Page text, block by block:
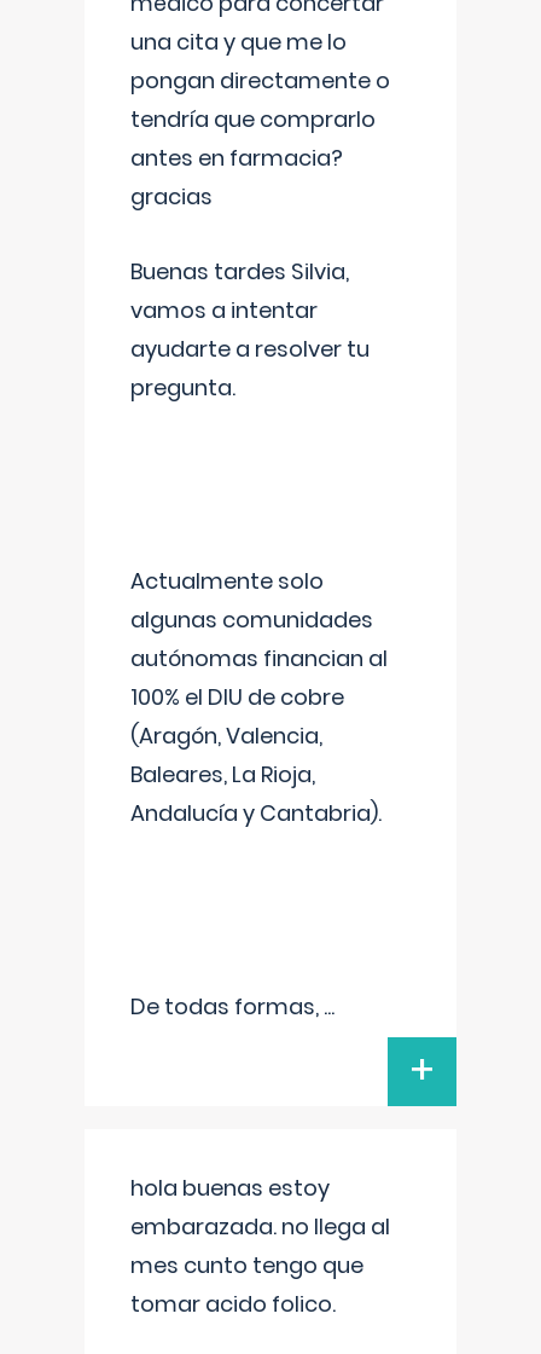
una cita y que me lo
pongan directamente o
tendría que comprarlo
antes en farmacia?
gracias
Buenas tardes Silvia,
vamos a intentar
ayudarte a resolver tu
pregunta.
Actualmente solo
algunas comunidades
autónomas financian al
100% el DIU de cobre
(Aragón, Valencia,
Baleares, La Rioja,
Andalucía y Cantabria).
De todas formas, ...
+
hola buenas estoy
embarazada. no llega al
mes cunto tengo que
tomar acido folico.